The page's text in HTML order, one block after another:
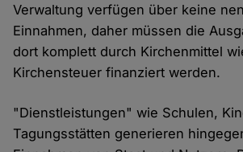
Verwaltung verfügen über keine
Einnahmen, daher müssen die
dort komplett durch Kirchenmittel
Kirchensteuer finanziert werden.
"Dienstleistungen" wie Schulen,
Tagungsstätten generieren